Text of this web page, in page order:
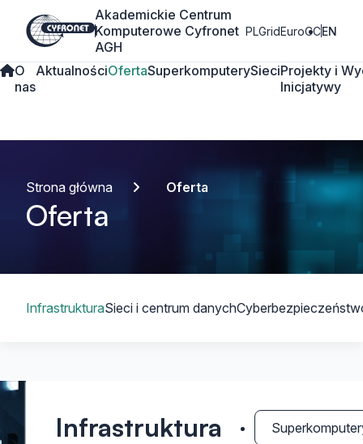
Akademickie Centrum
Komputerowe Cyfronet
AGH
PLGridEuroCCEN
O
nas
AktualnościOfertaSuperkomputerySieciProjekty i
Inicjatywy
Strona główna Oferta
Oferta
InfrastrukturaSieci i centrum danych
Infrastruktura